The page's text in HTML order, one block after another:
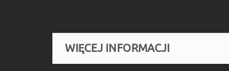
WIĘCEJ INFORMACJI